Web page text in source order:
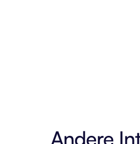
Andere